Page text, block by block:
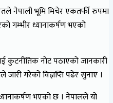
नेपाली भूमि मिचेर एकतर्फी रुपमा
गम्भीर ध्यानाकर्षण भएको
कुटनीतिक नोट पठाएको जानकारी
जारी गरेको विज्ञप्ति पढेर सुनाए ।
भएको छ । नेपालले यो